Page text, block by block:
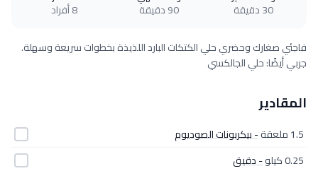
30 دقيقة 90 دقيقة 8 أفراد
فاجئي صغارك وحضري حلي الكتكات البارد اللذيذة بخطوات سريعة وسهلة.
جربي أيضًا: حلي الجالكسي
المقادير
1.5 ملعقة
- بيكربونات الصوديوم
0.25 كيلو
- دقيق